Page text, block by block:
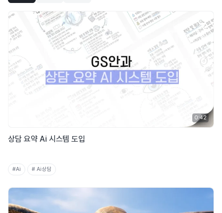
0:42
상담 요약 Ai 시스템 도입
#Ai # Ai상담